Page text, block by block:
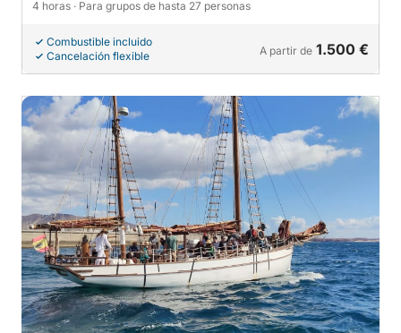
4 horas · Para grupos de hasta 27 personas
Combustible incluido
Cancelación flexible
A partir de 1.500 €